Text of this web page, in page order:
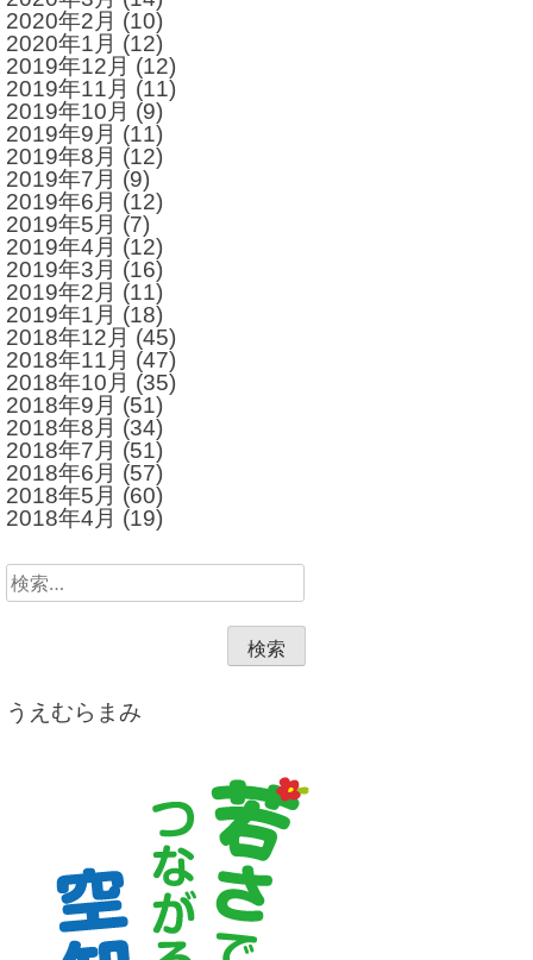
2020年2月 (10)
2020年1月 (12)
2019年12月 (12)
2019年11月 (11)
2019年10月 (9)
2019年9月 (11)
2019年8月 (12)
2019年7月 (9)
2019年6月 (12)
2019年5月 (7)
2019年4月 (12)
2019年3月 (16)
2019年2月 (11)
2019年1月 (18)
2018年12月 (45)
2018年11月 (47)
2018年10月 (35)
2018年9月 (51)
2018年8月 (34)
2018年7月 (51)
2018年6月 (57)
2018年5月 (60)
2018年4月 (19)
検
索:
うえむらまみ